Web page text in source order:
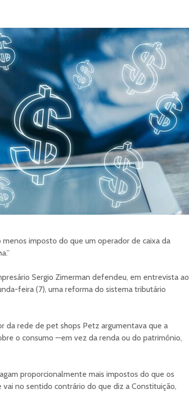
menos imposto do que um operador de caixa da
Sergio Zimerman defendeu, em entrevista ao
feira (7), uma reforma do sistema tributário
da rede de pet shops Petz argumentava que a
o consumo —em vez da renda ou do patrimônio,
proporcionalmente mais impostos do que os
vai no sentido contrário do que diz a Constituição,